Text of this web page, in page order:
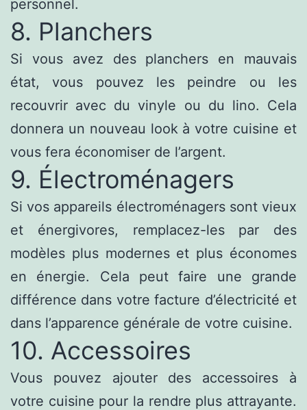
personnel.
8. Planchers
Si vous avez des planchers en mauvais
état, vous pouvez les peindre ou les
recouvrir avec du vinyle ou du lino. Cela
donnera un nouveau look à votre cuisine et
vous fera économiser de l’argent.
9. Électroménagers
Si vos appareils électroménagers sont vieux
et énergivores, remplacez-les par des
modèles plus modernes et plus économes
en énergie. Cela peut faire une grande
différence dans votre facture d’électricité et
dans l’apparence générale de votre cuisine.
10. Accessoires
Vous pouvez ajouter des accessoires à
votre cuisine pour la rendre plus attrayante.